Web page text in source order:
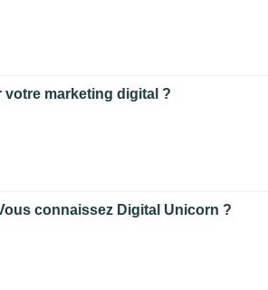
marketing digital ?
connaissez Digital Unicorn ?